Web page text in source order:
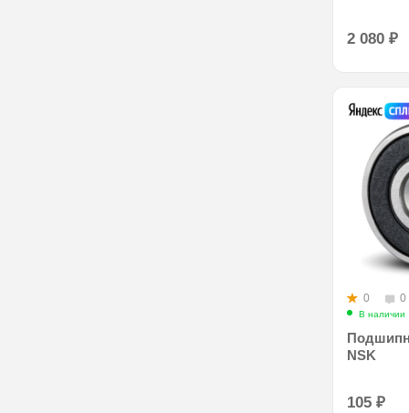
2 080₽
0 0
В наличии
NSK
105₽